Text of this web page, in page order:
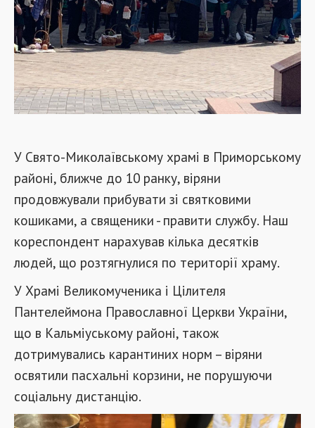
У Свято-Миколаївському храмі в Приморському
районі, ближче до 10 ранку, віряни
продовжували прибувати зі святковими
кошиками, а священики - правити службу. Наш
кореспондент нарахував кілька десятків
людей, що розтягнулися по території храму.
У Храмі Великомученика і Цілителя
Пантелеймона Православної Церкви України,
що в Кальміуському районі, також
дотримувались карантиних норм – віряни
освятили пасхальні корзини, не порушуючи
соціальну дистанцію.